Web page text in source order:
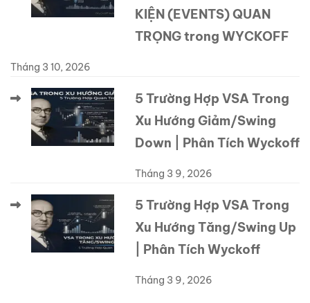
KIỆN (EVENTS) QUAN
TRỌNG trong WYCKOFF
Tháng 3 10, 2026
5 Trường Hợp VSA Trong
Xu Hướng Giảm/Swing
Down | Phân Tích Wyckoff
Tháng 3 9, 2026
5 Trường Hợp VSA Trong
Xu Hướng Tăng/Swing Up
| Phân Tích Wyckoff
Tháng 3 9, 2026